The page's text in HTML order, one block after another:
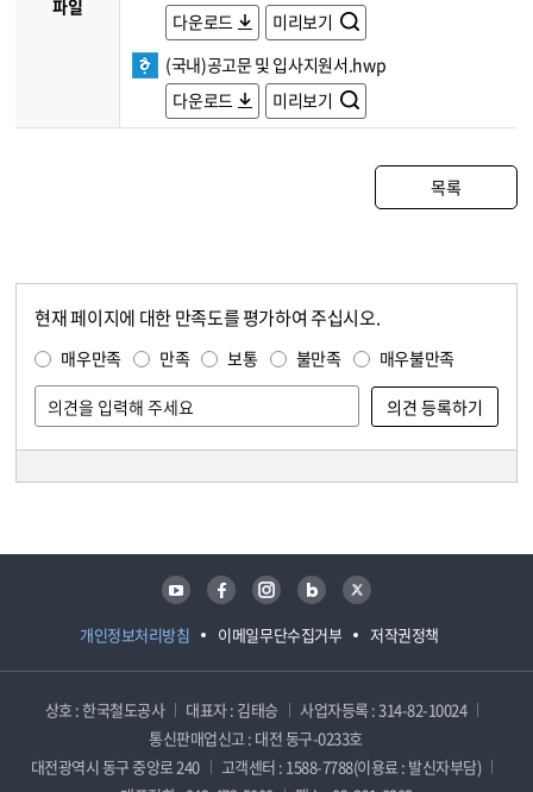
파일
다운로드
미리보기
(국내)공고문 및 입사지원서.hwp
다운로드
미리보기
목록
현재 페이지에 대한 만족도를 평가하여 주십시오.
매우만족 만족 보통 불만족 매우불만족
개인정보처리방침 이메일무단수집거부 저작권정책
유튜브 페이스북 인스타그램 블로그 트위터
상호 : 한국철도공사 대표자 : 김태승
사업자등록 : 314-82-10024
통신판매업신고 : 대전 동구-0233호
대전광역시 동구 중앙로 240
고객센터 : 1588-7788(이용료 : 발신자부담)